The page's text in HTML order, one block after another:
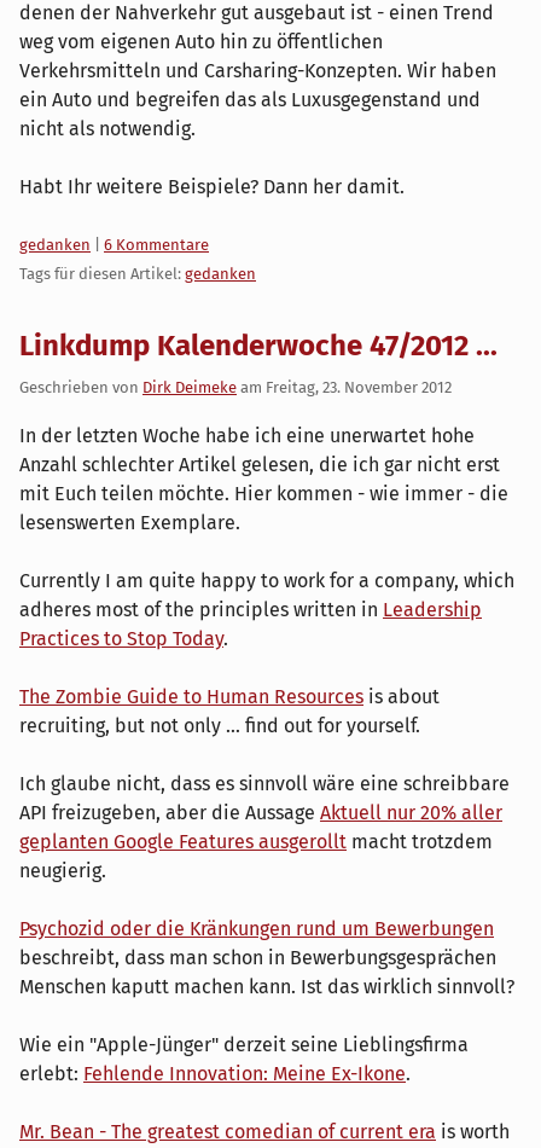
denen der Nahverkehr gut ausgebaut ist - einen Trend
weg vom eigenen Auto hin zu öffentlichen
Verkehrsmitteln und Carsharing-Konzepten. Wir haben
ein Auto und begreifen das als Luxusgegenstand und
nicht als notwendig.
Habt Ihr weitere Beispiele? Dann her damit.
Kategorien:
gedanken
6 Kommentare
Tags für diesen Artikel: gedanken
Linkdump Kalenderwoche 47/2012 ...
Geschrieben von Dirk Deimeke am Freitag, 23. November 2012
In der letzten Woche habe ich eine unerwartet hohe
Anzahl schlechter Artikel gelesen, die ich gar nicht erst
mit Euch teilen möchte. Hier kommen - wie immer - die
lesenswerten Exemplare.
Currently I am quite happy to work for a company, which
adheres most of the principles written in Leadership
Practices to Stop Today.
The Zombie Guide to Human Resources is about
recruiting, but not only ... find out for yourself.
Ich glaube nicht, dass es sinnvoll wäre eine schreibbare
API freizugeben, aber die Aussage Aktuell nur 20% aller
geplanten Google Features ausgerollt macht trotzdem
neugierig.
Psychozid oder die Kränkungen rund um Bewerbungen
beschreibt, dass man schon in Bewerbungsgesprächen
Menschen kaputt machen kann. Ist das wirklich sinnvoll?
Wie ein "Apple-Jünger" derzeit seine Lieblingsfirma
erlebt: Fehlende Innovation: Meine Ex-Ikone.
Mr. Bean - The greatest comedian of current era is worth